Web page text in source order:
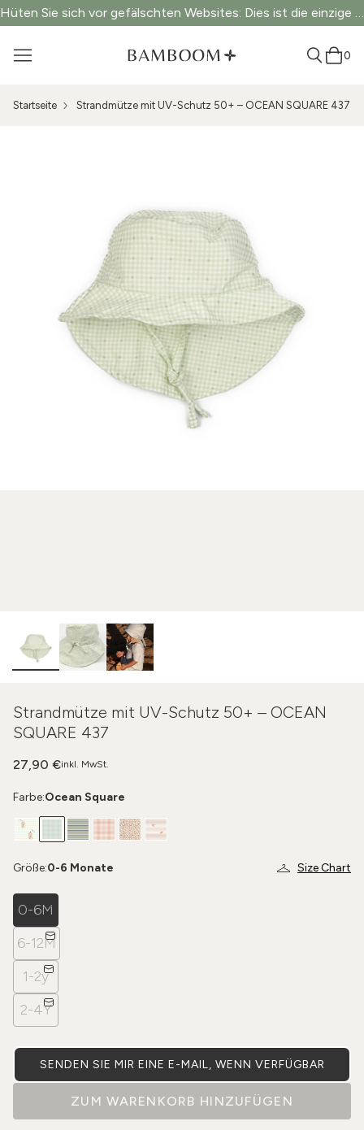
Hüten Sie sich vor gefälschten Websites: Dies ist die einzige offizielle Website.
0
Startseite Strandmütze mit UV-Schutz 50+ – OCEAN SQUARE 437
Strandmütze mit UV-Schutz 50+ – OCEAN
SQUARE 437
inkl. MwSt.
27,90 €
Farbe:Ocean Square
Size Chart
Größe:0-6 Monate
0-6M
6-12M
1-2y
2-4Y
SENDEN SIE MIR EINE E-MAIL, WENN VERFÜGBAR
ZUM WARENKORB HINZUFÜGEN